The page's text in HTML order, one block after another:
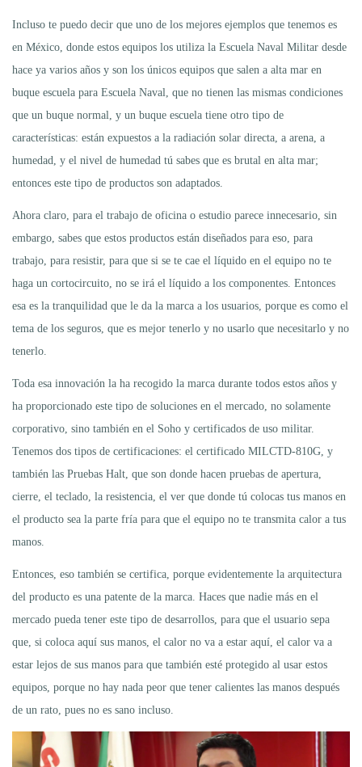
Incluso te puedo decir que uno de los mejores ejemplos que tenemos es
en México, donde estos equipos los utiliza la Escuela Naval Militar desde
hace ya varios años y son los únicos equipos que salen a alta mar en
buque escuela para Escuela Naval, que no tienen las mismas condiciones
que un buque normal, y un buque escuela tiene otro tipo de
características: están expuestos a la radiación solar directa, a arena, a
humedad, y el nivel de humedad tú sabes que es brutal en alta mar;
entonces este tipo de productos son adaptados.
Ahora claro, para el trabajo de oficina o estudio parece innecesario, sin
embargo, sabes que estos productos están diseñados para eso, para
trabajo, para resistir, para que si se te cae el líquido en el equipo no te
haga un cortocircuito, no se irá el líquido a los componentes. Entonces
esa es la tranquilidad que le da la marca a los usuarios, porque es como el
tema de los seguros, que es mejor tenerlo y no usarlo que necesitarlo y no
tenerlo.
Toda esa innovación la ha recogido la marca durante todos estos años y
ha proporcionado este tipo de soluciones en el mercado, no solamente
corporativo, sino también en el Soho y certificados de uso militar.
Tenemos dos tipos de certificaciones: el certificado MILCTD-810G, y
también las Pruebas Halt, que son donde hacen pruebas de apertura,
cierre, el teclado, la resistencia, el ver que donde tú colocas tus manos en
el producto sea la parte fría para que el equipo no te transmita calor a tus
manos.
Entonces, eso también se certifica, porque evidentemente la arquitectura
del producto es una patente de la marca. Haces que nadie más en el
mercado pueda tener este tipo de desarrollos, para que el usuario sepa
que, si coloca aquí sus manos, el calor no va a estar aquí, el calor va a
estar lejos de sus manos para que también esté protegido al usar estos
equipos, porque no hay nada peor que tener calientes las manos después
de un rato, pues no es sano incluso.